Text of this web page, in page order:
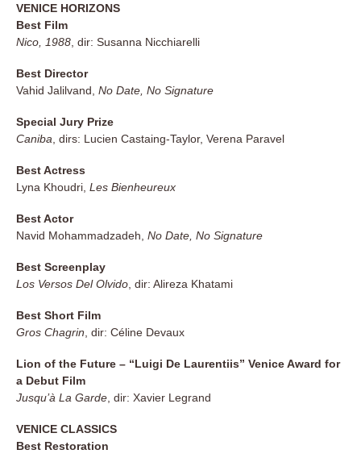
VENICE HORIZONS
Best Film
Nico, 1988 , dir: Susanna Nicchiarelli
Best Director
Vahid Jalilvand, No Date, No Signature
Special Jury Prize
Caniba , dirs: Lucien Castaing-Taylor, Verena Paravel
Best Actress
Lyna Khoudri, Les Bienheureux
Best Actor
Navid Mohammadzadeh, No Date, No Signature
Best Screenplay
Los Versos Del Olvido , dir: Alireza Khatami
Best Short Film
Gros Chagrin , dir: Céline Devaux
Lion of the Future – “Luigi De Laurentiis” Venice Award for
a Debut Film
Jusqu’à La Garde , dir: Xavier Legrand
VENICE CLASSICS
Best Restoration